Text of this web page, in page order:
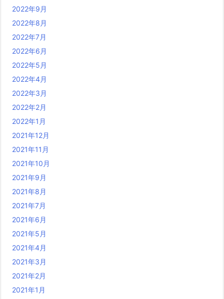
2022年9月
2022年8月
2022年7月
2022年6月
2022年5月
2022年4月
2022年3月
2022年2月
2022年1月
2021年12月
2021年11月
2021年10月
2021年9月
2021年8月
2021年7月
2021年6月
2021年5月
2021年4月
2021年3月
2021年2月
2021年1月